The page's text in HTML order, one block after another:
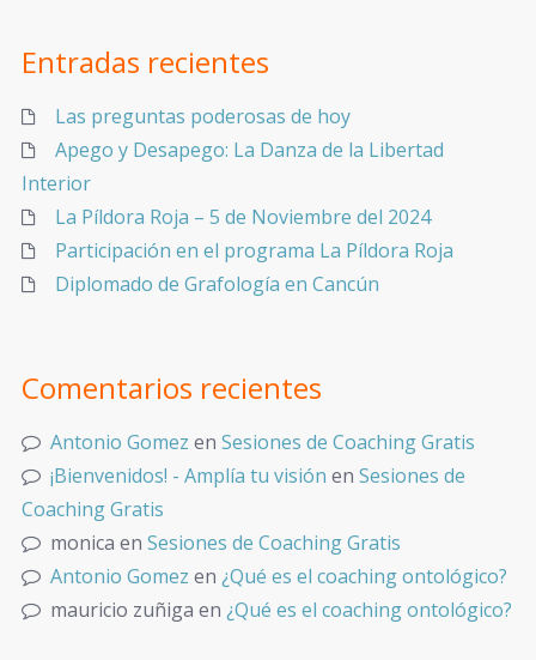
Entradas recientes
Las preguntas poderosas de hoy
Apego y Desapego: La Danza de la Libertad
Interior
La Píldora Roja – 5 de Noviembre del 2024
Participación en el programa La Píldora Roja
Diplomado de Grafología en Cancún
Comentarios recientes
Antonio Gomez en Sesiones de Coaching Gratis
¡Bienvenidos! - Amplía tu visión en Sesiones de
Coaching Gratis
monica en Sesiones de Coaching Gratis
Antonio Gomez en ¿Qué es el coaching ontológico?
mauricio zuñiga en ¿Qué es el coaching ontológico?